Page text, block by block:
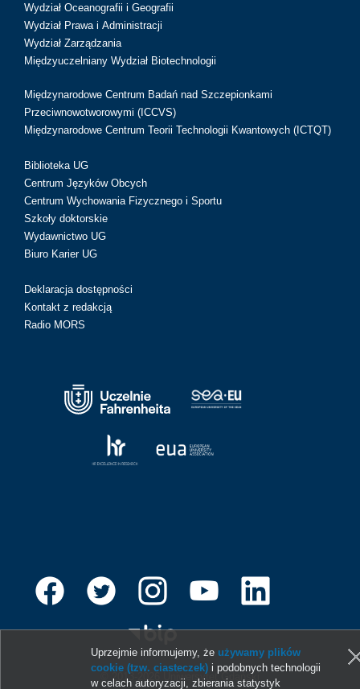
Wydział Oceanografii i Geografii
Wydział Prawa i Administracji
Wydział Zarządzania
Międzyuczelniany Wydział Biotechnologii
Międzynarodowe Centrum Badań nad Szczepionkami
Przeciwnowotworowymi (ICCVS)
Międzynarodowe Centrum Teorii Technologii Kwantowych (ICTQT)
Biblioteka UG
Centrum Języków Obcych
Centrum Wychowania Fizycznego i Sportu
Szkoły doktorskie
Wydawnictwo UG
Biuro Karier UG
Deklaracja dostępności
Kontakt z redakcją
Radio MORS
© 2013-2026 Uniwersytet Gdański
Uprzejmie informujemy, że używamy plików
cookie (tzw. ciasteczek) i podobnych technologii
w celach autoryzacji, zbierania statystyk